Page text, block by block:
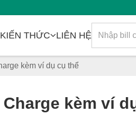
KIẾN THỨC LIÊN HỆ
kèm ví dụ cụ thể
kèm ví